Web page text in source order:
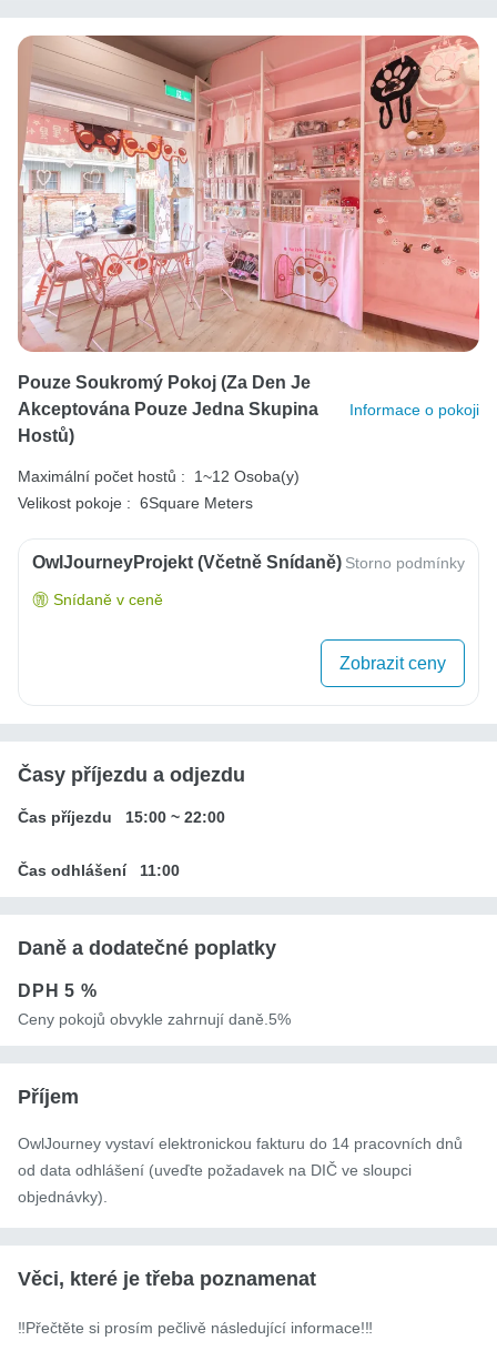
Pouze Soukromý Pokoj (za Den Je
Akceptována Pouze Jedna Skupina
Hostů)
Informace o pokoji
Maximální počet hostů :
1~12 Osoba(y)
Velikost pokoje : 6Square Meters
OwlJourneyProjekt (včetně Snídaně) Storno podmínky
Snídaně v ceně
Zobrazit ceny
Časy příjezdu a odjezdu
Čas příjezdu 15:00 ~ 22:00
Čas odhlášení 11:00
Daně a dodatečné poplatky
DPH5 %
Ceny pokojů obvykle zahrnují daně.5%
Příjem
OwlJourney vystaví elektronickou fakturu do 14 pracovních dnů
od data odhlášení (uveďte požadavek na DIČ ve sloupci
objednávky).
Věci, které je třeba poznamenat
‼️Přečtěte si prosím pečlivě následující informace!‼️